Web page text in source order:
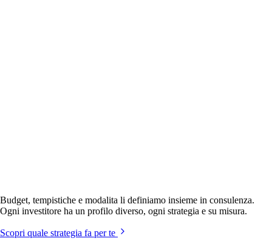
Budget, tempistiche e modalita li definiamo insieme in consulenza.
Ogni investitore ha un profilo diverso, ogni strategia e su misura.
Scopri quale strategia fa per te